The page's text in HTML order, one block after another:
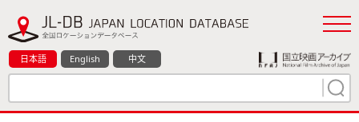
日本語 English 中文